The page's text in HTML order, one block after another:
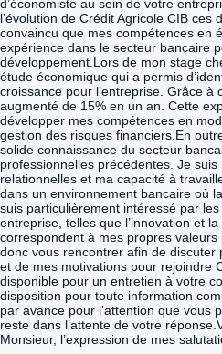
d’économiste au sein de votre
l’évolution de Crédit Agricole CIB ces
convaincu que mes compétences en
expérience dans le secteur bancaire
développement.Lors de mon stage
étude économique qui a permis
croissance pour l’entreprise. Grâce à
augmenté de 15% en un an. Cette
développer mes compétences en
gestion des risques financiers.En
solide connaissance du secteur
professionnelles précédentes. Je
relationnelles et ma capacité à
dans un environnement bancaire où
suis particulièrement intéressé par
entreprise, telles que l’innovation et
correspondent à mes propres
donc vous rencontrer afin de
et de mes motivations pour rejoindre
disponible pour un entretien à votre
disposition pour toute information
par avance pour l’attention que vous
reste dans l’attente de votre
Monsieur, l’expression de mes